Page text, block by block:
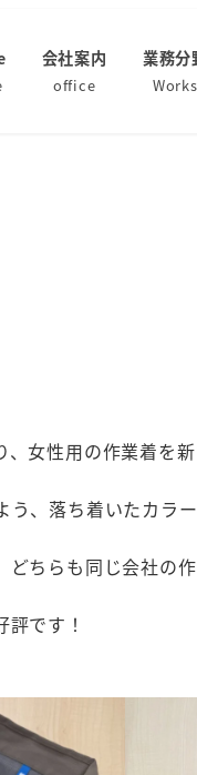
会社案内
office
業務分
Works
、女性用の作業着を
、落ち着いたカラー
ちらも同じ会社の
です！